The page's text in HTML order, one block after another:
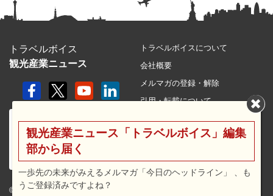
トラベルボイス
観光産業ニュース
© 2026 travel voice.
トラベルボイスについて
会社概要
メルマガの登録・解除
引用・転載について
利用規約
広告メニュー・料金
観光産業ニュース「トラベルボイス」編集
部から届く
一歩先の未来がみえるメルマガ「今日のヘッドライン」 、も
うご登録済みですよね？